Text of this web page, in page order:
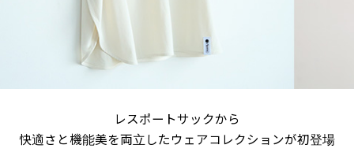
レスポートサックから
快適さと機能美を両立したウェアコレクションが初登場